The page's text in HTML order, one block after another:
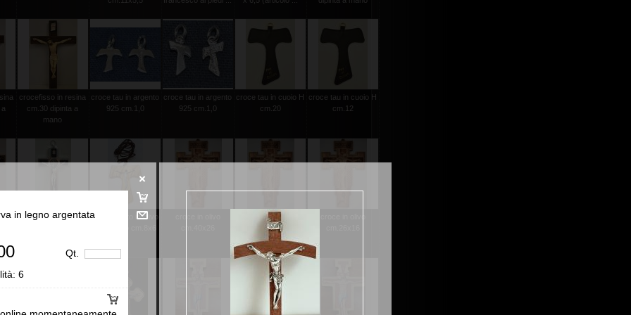
in legno argentata
Qt.
6
crocefisso in resina
cm.30 dipinta a
mano
croce tau in argento
925 cm.1,0
croce tau in argento
925 cm.1,0
croce tau in cuoio H
cm.20
croce tau in cuoio H
cm.12
croce s.benedetto in tau traforato in olivo
croce in olivo
cm.32x20